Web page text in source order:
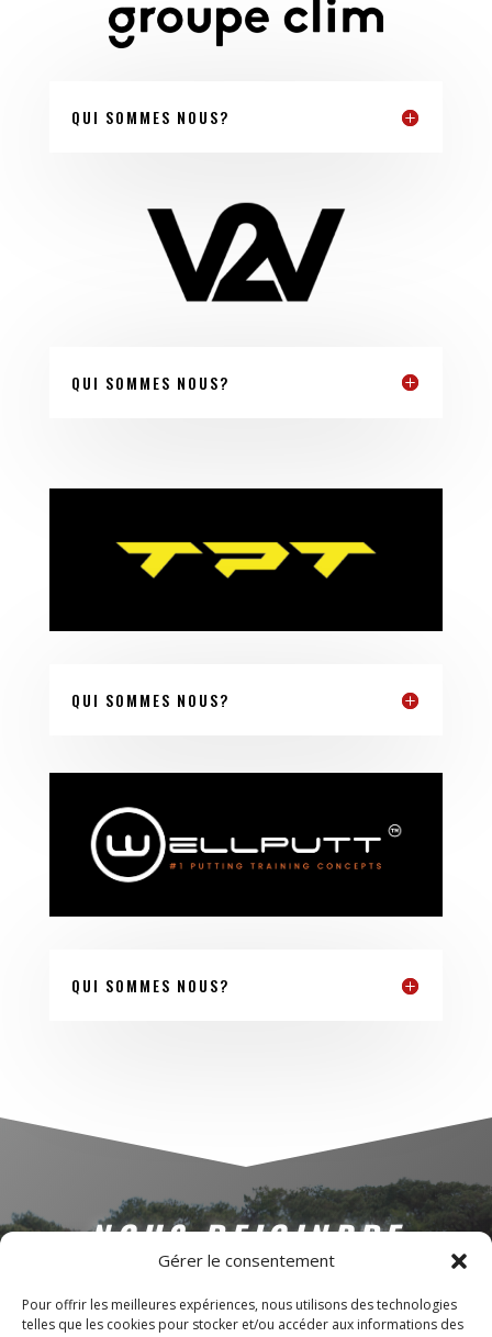
Gérer le consentement
Pour offrir les meilleures expériences, nous utilisons des technologies
telles que les cookies pour stocker et/ou accéder aux informations des
QUI SOMMES NOUS?
QUI SOMMES NOUS?
QUI SOMMES NOUS?
QUI SOMMES NOUS?
NOUS REJOINDRE
Whales Biarritz Academy et découvrir une opportunité